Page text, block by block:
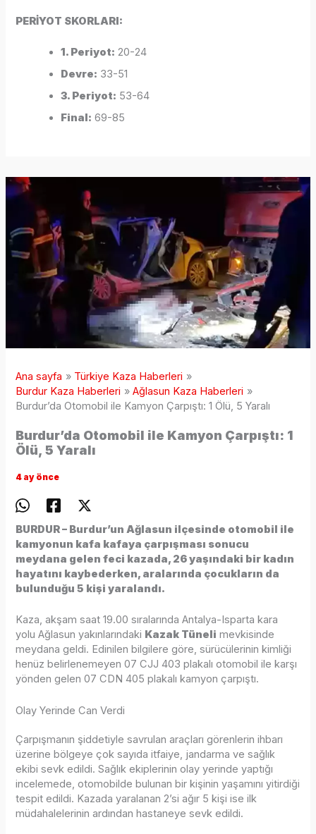
PERİYOT SKORLARI:
1. Periyot: 20-24
Devre: 33-51
3. Periyot: 53-64
Final: 69-85
Ana sayfa
Türkiye Kaza Haberleri
Burdur Kaza Haberleri
Ağlasun Kaza Haberleri
Burdur’da Otomobil ile Kamyon Çarpıştı: 1 Ölü, 5 Yaralı
Burdur’da Otomobil ile Kamyon Çarpıştı: 1
Ölü, 5 Yaralı
4 ay önce
BURDUR – Burdur’un Ağlasun ilçesinde otomobil ile
kamyonun kafa kafaya çarpışması sonucu
meydana gelen feci kazada, 26 yaşındaki bir kadın
hayatını kaybederken, aralarında çocukların da
bulunduğu 5 kişi yaralandı.
Kaza, akşam saat 19.00 sıralarında Antalya-Isparta kara
yolu Ağlasun yakınlarındaki Kazak Tüneli mevkisinde
meydana geldi. Edinilen bilgilere göre, sürücülerinin kimliği
henüz belirlenemeyen 07 CJJ 403 plakalı otomobil ile karşı
yönden gelen 07 CDN 405 plakalı kamyon çarpıştı.
Olay Yerinde Can Verdi
Çarpışmanın şiddetiyle savrulan araçları görenlerin ihbarı
üzerine bölgeye çok sayıda itfaiye, jandarma ve sağlık
ekibi sevk edildi. Sağlık ekiplerinin olay yerinde yaptığı
incelemede, otomobilde bulunan bir kişinin yaşamını yitirdiği
tespit edildi. Kazada yaralanan 2’si ağır 5 kişi ise ilk
müdahalelerinin ardından hastaneye sevk edildi.